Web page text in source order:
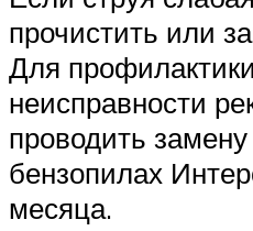
прочистить или
Для
неисправности
проводить
бензопилах
месяца.